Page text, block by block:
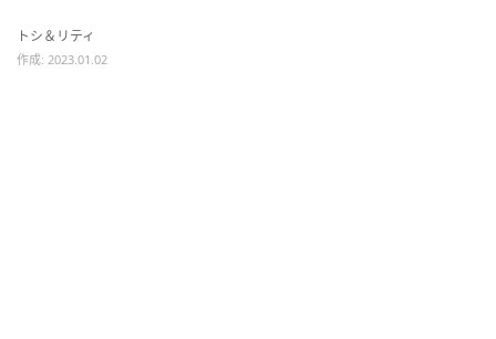
トシ＆リティ
作成: 2023.01.02